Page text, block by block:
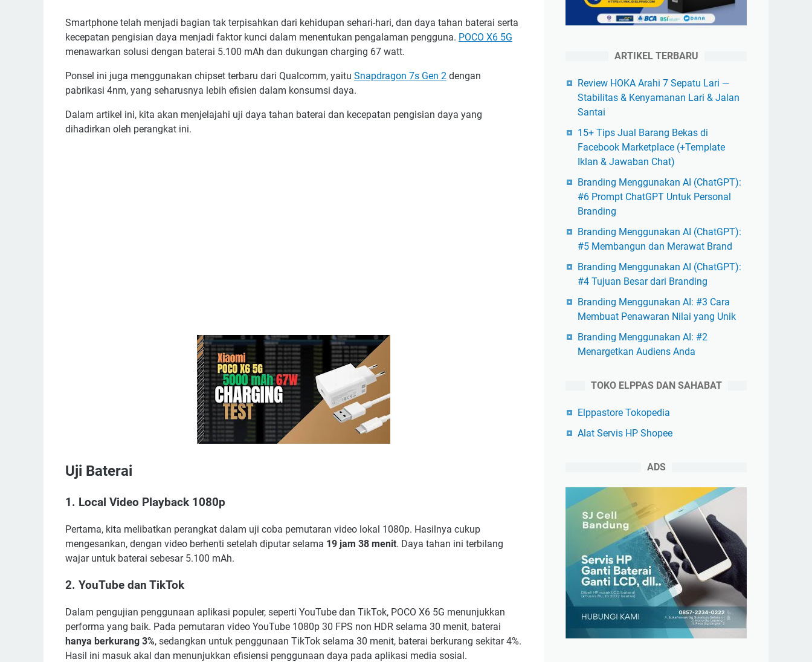
Smartphone telah menjadi bagian tak terpisahkan dari kehidupan sehari-hari, dan daya tahan baterai serta
kecepatan pengisian daya menjadi faktor kunci dalam menentukan pengalaman pengguna. POCO X6 5G
menawarkan solusi dengan baterai 5.100 mAh dan dukungan charging 67 watt.
Ponsel ini juga menggunakan chipset terbaru dari Qualcomm, yaitu Snapdragon 7s Gen 2 dengan
pabrikasi 4nm, yang seharusnya lebih efisien dalam konsumsi daya.
Dalam artikel ini, kita akan menjelajahi uji daya tahan baterai dan kecepatan pengisian daya yang
dihadirkan oleh perangkat ini.
Uji Baterai
1. Local Video Playback 1080p
Pertama, kita melibatkan perangkat dalam uji coba pemutaran video lokal 1080p. Hasilnya cukup
mengesankan, dengan video berhenti setelah diputar selama 19 jam 38 menit. Daya tahan ini terbilang
wajar untuk baterai sebesar 5.100 mAh.
2. YouTube dan TikTok
Dalam pengujian penggunaan aplikasi populer, seperti YouTube dan TikTok, POCO X6 5G menunjukkan
performa yang baik. Pada pemutaran video YouTube 1080p 30 FPS non HDR selama 30 menit, baterai
hanya berkurang 3%, sedangkan untuk penggunaan TikTok selama 30 menit, baterai berkurang sekitar 4%.
Hasil ini masuk akal dan menunjukkan efisiensi penggunaan daya pada aplikasi media sosial.
ARTIKEL TERBARU
Review HOKA Arahi 7 Sepatu Lari —
Stabilitas & Kenyamanan Lari & Jalan
Santai
15+ Tips Jual Barang Bekas di
Facebook Marketplace (+Template
Iklan & Jawaban Chat)
Branding Menggunakan AI (ChatGPT):
#6 Prompt ChatGPT Untuk Personal
Branding
Branding Menggunakan AI (ChatGPT):
#5 Membangun dan Merawat Brand
Branding Menggunakan AI (ChatGPT):
#4 Tujuan Besar dari Branding
Branding Menggunakan AI: #3 Cara
Membuat Penawaran Nilai yang Unik
Branding Menggunakan AI: #2
Menargetkan Audiens Anda
TOKO ELPPAS DAN SAHABAT
Elppastore Tokopedia
Alat Servis HP Shopee
ADS